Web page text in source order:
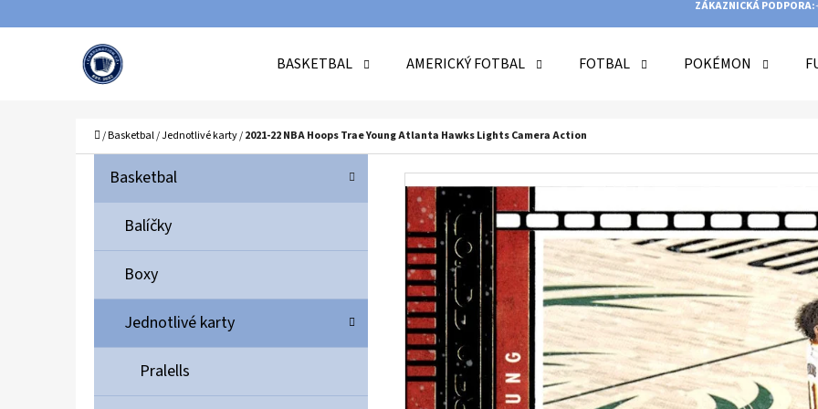
ZÁKAZNICKÁ PODPORA:
BASKETBAL AMERICKÝ FOTBAL FOTBAL POKÉMON
Domů
/Basketbal/Jednotlivé karty/2021-22 NBA Hoops Trae Young Atlanta Hawks Lights Camera Action
Přeskočit
kategorie
K
T
G
R
E
Basketbal
Balíčky
Boxy
Jednotlivé karty
Pralells
Zpět
Zpět
DOPORUČUJEME